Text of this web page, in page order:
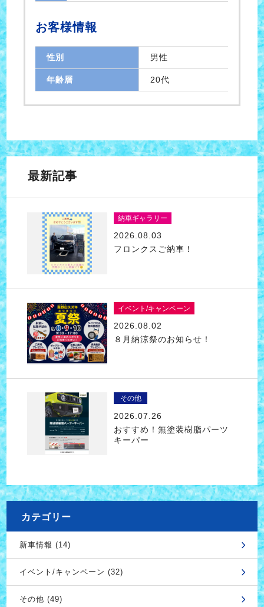
お客様情報
性別 男性
年齢層 20代
最新記事
納車ギャラリー
2026.08.03
フロンクスご納車！
イベント/キャンペーン
2026.08.02
８月納涼祭のお知らせ！
その他
2026.07.26
おすすめ！無塗装樹脂パーツ
キーパー
カテゴリー
新車情報 (14)
イベント/キャンペーン (32)
その他 (49)